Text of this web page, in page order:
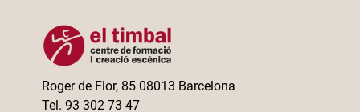
Roger de Flor, 85 08013 Barcelona
Tel. 93 302 73 47